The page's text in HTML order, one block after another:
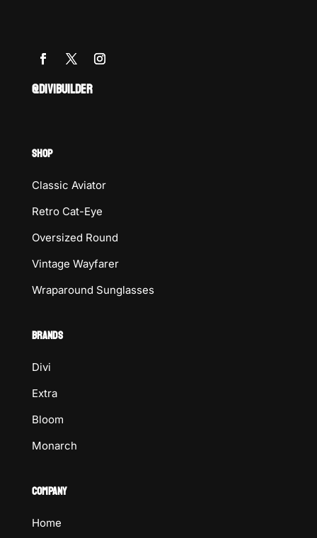
@DIVIBUILDER
SHOP
Classic Aviator
Retro Cat-Eye
Oversized Round
Vintage Wayfarer
Wraparound Sunglasses
BRANDS
Divi
Extra
Bloom
Monarch
COMPANY
Home